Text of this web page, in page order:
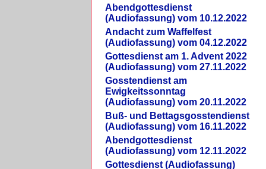
Abendgottesdienst
(Audiofassung) vom 10.12.2022
Andacht zum Waffelfest
(Audiofassung) vom 04.12.2022
Gottesdienst am 1. Advent 2022
(Audiofassung) vom 27.11.2022
Gosstendienst am
Ewigkeitssonntag
(Audiofassung) vom 20.11.2022
Buß- und Bettagsgosstendienst
(Audiofassung) vom 16.11.2022
Abendgottesdienst
(Audiofassung) vom 12.11.2022
Gottesdienst (Audiofassung)